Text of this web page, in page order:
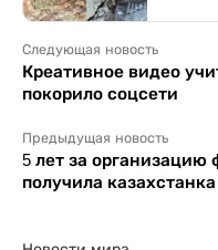
Следующая новость
Креативное видео
покорило соцсети
Предыдущая новость
5 лет за
получила казахстанка